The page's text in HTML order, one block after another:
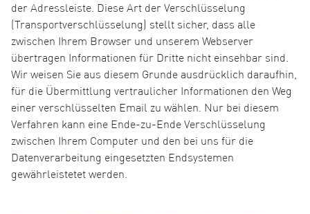
der Adressleiste. Diese Art der Verschlüsselung
(Transportverschlüsselung) stellt sicher, dass alle
zwischen Ihrem Browser und unserem Webserver
übertragen Informationen für Dritte nicht einsehbar sind.
Wir weisen Sie aus diesem Grunde ausdrücklich daraufhin,
für die Übermittlung vertraulicher Informationen den Weg
einer verschlüsselten Email zu wählen. Nur bei diesem
Verfahren kann eine Ende-zu-Ende Verschlüsselung
zwischen Ihrem Computer und den bei uns für die
Datenverarbeitung eingesetzten Endsystemen
gewährleistetet werden.